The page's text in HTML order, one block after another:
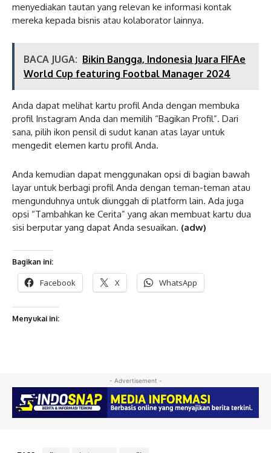
menyediakan tautan yang relevan ke informasi kontak
mereka kepada bisnis atau kolaborator lainnya.
BACA JUGA: Bikin Bangga, Indonesia Juara FIFAe
World Cup featuring Footbal Manager 2024
Anda dapat melihat kartu profil Anda dengan membuka
profil Instagram Anda dan memilih “Bagikan Profil”. Dari
sana, pilih ikon pensil di sudut kanan atas layar untuk
mengedit elemen kartu profil Anda.
Anda kemudian dapat menggunakan opsi di bagian bawah
layar untuk berbagi profil Anda dengan teman-teman atau
mengunduhnya untuk diunggah di platform lain. Ada juga
opsi “Tambahkan ke Cerita” yang akan membuat kartu dua
sisi berputar yang dapat Anda sesuaikan. (adw)
Bagikan ini:
Facebook X WhatsApp
Menyukai ini:
- Advertisement -